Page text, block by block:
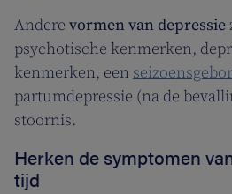
Andere vormen van depressie
psychotische kenmerken,
kenmerken, een
partumdepressie (na de
stoornis.
Herken de symptomen
tijd